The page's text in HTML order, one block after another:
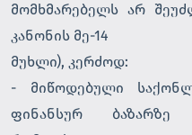
მომხმარებელს არ
კანონის მე-14
მუხლი), კერძოდ:
- მიწოდებული
ფინანსურ ბაზარზე